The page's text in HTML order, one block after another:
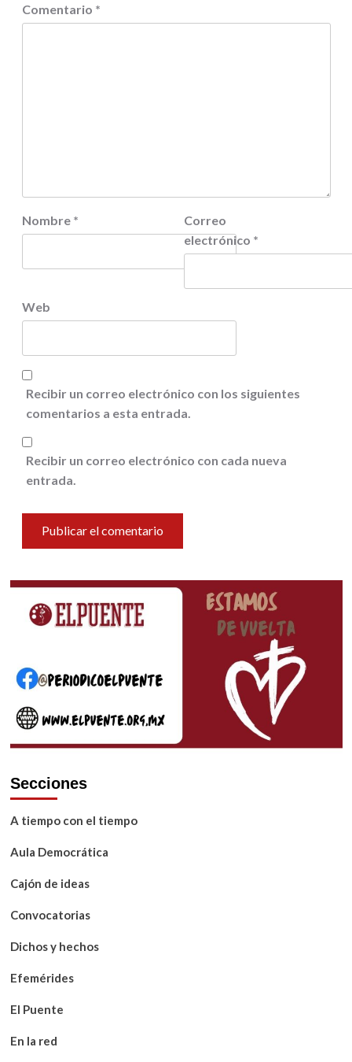
Comentario *
Nombre *
Correo
electrónico *
Web
Recibir un correo electrónico con los siguientes
comentarios a esta entrada.
Recibir un correo electrónico con cada nueva
entrada.
Secciones
A tiempo con el tiempo
Aula Democrática
Cajón de ideas
Convocatorias
Dichos y hechos
Efemérides
El Puente
En la red